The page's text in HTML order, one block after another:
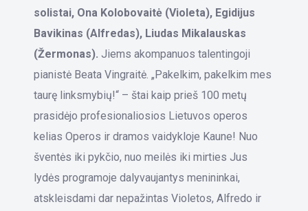
solistai, Ona Kolobovaitė (Violeta), Egidijus
Bavikinas (Alfredas), Liudas Mikalauskas
(Žermonas). Jiems akompanuos talentingoji
pianistė Beata Vingraitė. „Pakelkim, pakelkim mes
taurę linksmybių!“ – štai kaip prieš 100 metų
prasidėjo profesionaliosios Lietuvos operos
kelias Operos ir dramos vaidykloje Kaune! Nuo
šventės iki pykčio, nuo meilės iki mirties Jus
lydės programoje dalyvaujantys menininkai,
atskleisdami dar nepažintas Violetos, Alfredo ir